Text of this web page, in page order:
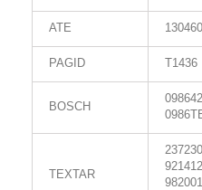
ATE
PAGID T1436
BOSCH
TEXTAR